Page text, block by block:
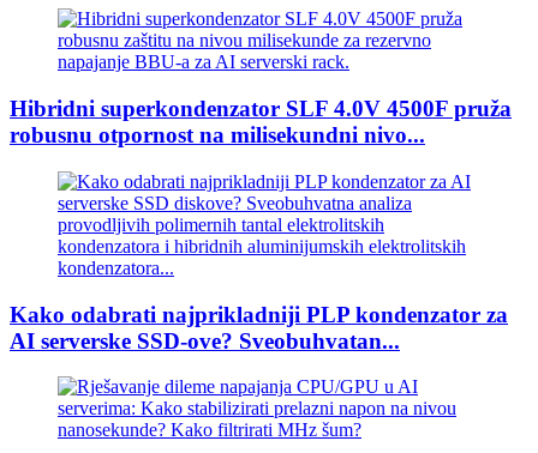
Hibridni superkondenzator SLF 4.0V 4500F pruža
robusnu otpornost na milisekundni nivo...
Kako odabrati najprikladniji PLP kondenzator za
AI serverske SSD-ove? Sveobuhvatan...